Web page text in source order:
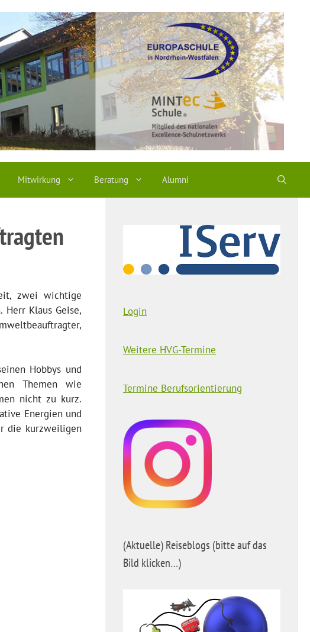
Mitwirkung Beratung Alumni
zwei wichtige
Klaus Geise,
Hobbys und
Themen wie
nicht zu kurz.
Energien und
die kurzweiligen
Login
Weitere HVG-Termine
Termine Berufsorientierung
(Aktuelle) Reiseblogs (bitte auf das
Bild klicken…)